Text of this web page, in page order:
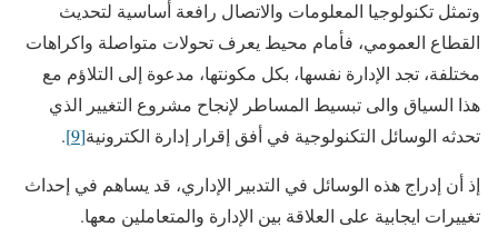
وتمثل تكنولوجيا المعلومات والاتصال رافعة أساسية لتحديث
القطاع العمومي، فأمام محيط يعرف تحولات متواصلة واكراهات
مختلفة، تجد الإدارة نفسها، بكل مكونتها، مدعوة إلى التلاؤم مع
هذا السياق والى تبسيط المساطر لإنجاح مشروع التغيير الذي
تحدثه الوسائل التكنولوجية في أفق إقرار إدارة الكترونية[9]
.
إذ أن إدراج هذه الوسائل في التدبير الإداري، قد يساهم في إحداث
تغييرات ايجابية على العلاقة بين الإدارة والمتعاملين معها.